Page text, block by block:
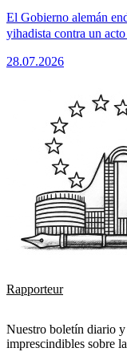
El Gobierno alemán
yihadista contra un
28.07.2026
Rapporteur
Nuestro boletín diario
imprescindibles sobre